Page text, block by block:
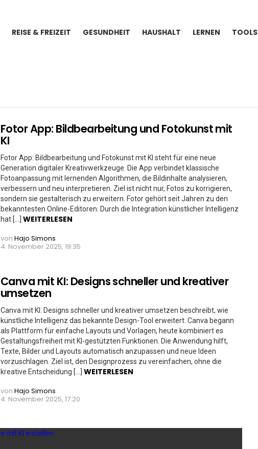
REISE & FREIZEIT GESUNDHEIT HAUSHALT LERNEN TOOLS
Fotor App: Bildbearbeitung und Fotokunst mit
KI
Fotor App: Bildbearbeitung und Fotokunst mit KI steht für eine neue
Generation digitaler Kreativwerkzeuge. Die App verbindet klassische
Fotoanpassung mit lernenden Algorithmen, die Bildinhalte analysieren,
verbessern und neu interpretieren. Ziel ist nicht nur, Fotos zu korrigieren,
sondern sie gestalterisch zu erweitern. Fotor gehört seit Jahren zu den
bekanntesten Online-Editoren. Durch die Integration künstlicher Intelligenz
hat […] WEITERLESEN
von Hajo Simons
4. November 2025, 19:35
Canva mit KI: Designs schneller und kreativer
umsetzen
Canva mit KI: Designs schneller und kreativer umsetzen beschreibt, wie
künstliche Intelligenz das bekannte Design-Tool erweitert. Canva begann
als Plattform für einfache Layouts und Vorlagen, heute kombiniert es
Gestaltungsfreiheit mit KI-gestützten Funktionen. Die Anwendung hilft,
Texte, Bilder und Layouts automatisch anzupassen und neue Ideen
vorzuschlagen. Ziel ist, den Designprozess zu vereinfachen, ohne die
kreative Entscheidung […] WEITERLESEN
von Hajo Simons
4. November 2025, 17:20